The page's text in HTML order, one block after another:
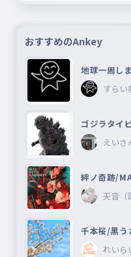
おすすめのAnkey
地球一周し
すらい
ゴジラタイ
えいさ
絆ノ奇跡/
天音（
千本桜/黒う
れいら